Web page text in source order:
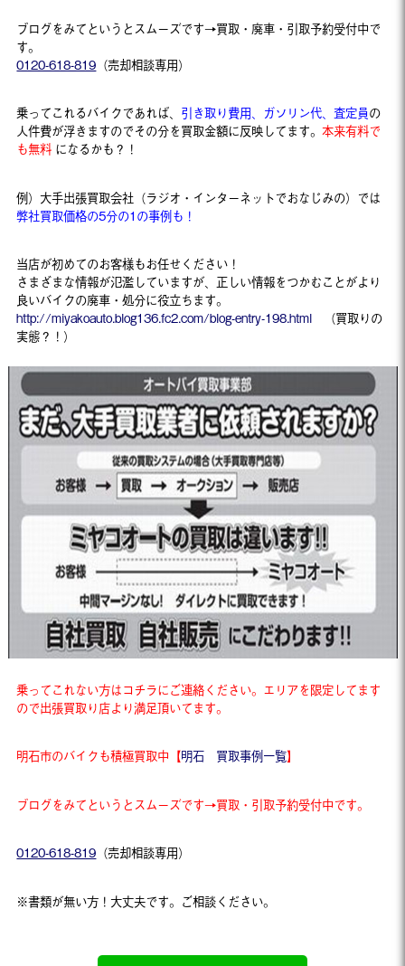
ブログをみてというとスムーズです→買取・廃車・引取予約受付中で
す。
0120-618-819 （売却相談専用）
乗ってこれるバイクであれば、 引き取り費用、ガソリン代、査定員の
人件費が浮きますのでその分を買取金額に反映してます。本来有料で
も無料 になるかも？！
例）大手出張買取会社（ラジオ・インターネットでおなじみの）では
弊社買取価格の5分の1の事例も！
当店が初めてのお客様もお任せください！
さまざまな情報が氾濫していますが、正しい情報をつかむことがより
良いバイクの廃車・処分に役立ちます。
http://miyakoauto.blog136.fc2.com/blog-entry-198.html （買取りの
実態？！）
乗ってこれない方はコチラにご連絡ください。エリアを限定してます
ので出張買取り店より満足頂いてます。
明石市のバイクも積極買取中【明石 買取事例一覧】
ブログをみてというとスムーズです→買取・引取予約受付中です。
0120-618-819 （売却相談専用）
※書類が無い方！大丈夫です。ご相談ください。